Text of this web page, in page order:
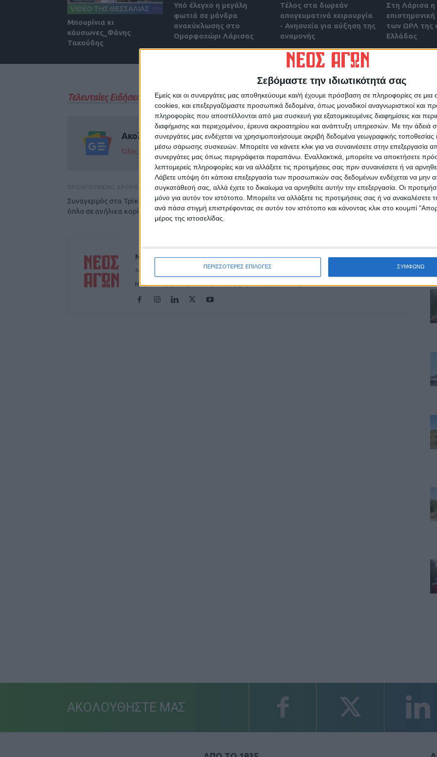
Σεβόμαστε την ιδιωτικότητά σας
Εμείς και οι συνεργάτες μας αποθηκεύουμε και/ή έχουμε πρόσβαση σε πληροφορίες σε
cookies, και επεξεργαζόμαστε προσωπικά δεδομένα, όπως μοναδικοί αναγνωριστικοί και
πληροφορίες που αποστέλλονται από μια συσκευή για εξατομικευμένες διαφημίσεις και
διαφήμισης και περιεχομένου, έρευνα ακροατηρίου και ανάπτυξη υπηρεσιών. Με την άδειά
συνεργάτες μας ενδέχεται να χρησιμοποιήσουμε ακριβή δεδομένα γεωγραφικής τοποθεσίας
μέσω σάρωσης συσκευών. Μπορείτε να κάνετε κλικ για να συναινέσετε στην επεξεργασία
συνεργάτες μας όπως περιγράφεται παραπάνω. Εναλλακτικά, μπορείτε να αποκτήσετε
λεπτομερείς πληροφορίες και να αλλάξετε τις προτιμήσεις σας πριν συναινέσετε ή να
Λάβετε υπόψη ότι κάποια επεξεργασία των προσωπικών σας δεδομένων ενδέχεται να μην
συγκατάθεσή σας, αλλά έχετε το δικαίωμα να αρνηθείτε αυτήν την επεξεργασία. Οι
μόνο για αυτόν τον ιστότοπο. Μπορείτε να αλλάξετε τις προτιμήσεις σας ή να ανακαλέσετε
ανά πάσα στιγμή επιστρέφοντας σε αυτόν τον ιστότοπο και κάνοντας κλικ στο κουμπί
μέρος της ιστοσελίδας.
ΠΕΡΙΣΣΟΤΕΡΕΣ ΕΠΙΛΟΓΕΣ ΣΥΜΦΩΝΩ
VIDEO ΤΗΣ ΘΕΣΣΑΛΙΑΣ
Μπουρίνια κι
κάυσωνες_Φάνης
Τακούδης
Υπό έλεγχο η μεγάλη
φωτιά σε μάνδρα
ανακύκλωσης στο
Ομορφοχώρι Λάρισας
Τέλος στα δωρεάν
απογευματινά χειρουργία
- Ανησυχία για αύξηση της
αναμονής
Στη Λάρισα η
των ΩΡΛ της
Ελλάδας
Τελευταίες Ειδήσεις Σήμερα
Ακολούθησε την εφημερίδα ΝΕΟΣ ΑΓΩΝ στο Google News!
Όλες οι εξελίξεις στην περιοχή της Καρδίτσας και ευρύτερα της Θεσσαλίας
Συναγερμός στα Τρίκαλα: Άγνωστος έβγαλε
όπλο σε ανήλικα κορίτσια!
ΕΠΟΜΕΝΟ ΑΡΘΡΟ
Επιστήμονες βρήκαν ζωή κάτω από ηφαίστειο
στους 370 βαθμούς Κελσίου
ΝΕΟΣ ΑΓΩΝ
https://neosagon.gr
Η Αρχαιότερη Καθημερινή Πρωινή Εφημερίδα της Καρδίτσας
ΑΚΟΛΟΥΘΗΣΤΕ ΜΑΣ